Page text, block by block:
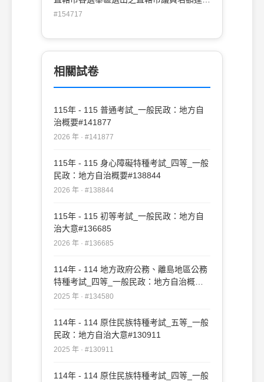
人者，應有婦女當選名額一人；超過四人
區選出之縣（市）議員名額達四人者，應有
婦女當選名額一人；超過四人者，每增加四
鄉（鎮、市）民代表名額達四人者，應有婦
女當選名額一人；超過四人者，每增加四人
地原住民議員名額達三人者，應有婦女當選
名額一人；超過三人者，每增加三人增一人
#154717
相關試卷
115年 - 115 普通考試_一般民政：地方自
治概要#141877
2026 年 · #141877
115年 - 115 身心障礙特種考試_四等_一般
民政：地方自治概要#138844
2026 年 · #138844
115年 - 115 初等考試_一般民政：地方自
治大意#136685
2026 年 · #136685
114年 - 114 地方政府公務、離島地區公務
特種考試_四等_一般民政：地方自治概要
#134580
2025 年 · #134580
114年 - 114 原住民族特種考試_五等_一般
民政：地方自治大意#130911
2025 年 · #130911
114年 - 114 原住民族特種考試_四等_一般